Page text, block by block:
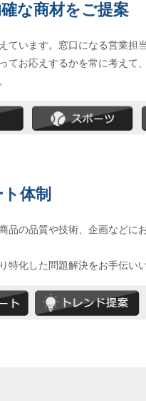
な商材をご提案
ています。窓口になる営業担
てお応えするかを常に考えて
体制
品の品質や技術、企画などに
化した問題解決をお手伝い